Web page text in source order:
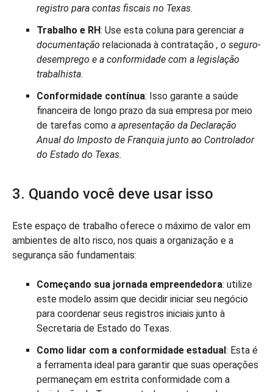
registro para contas fiscais no Texas.
Trabalho e RH: Use esta coluna para gerenciar a
documentação relacionada à contratação , o seguro-
desemprego e a conformidade com a legislação
trabalhista.
Conformidade contínua: Isso garante a saúde
financeira de longo prazo da sua empresa por meio
de tarefas como a apresentação da Declaração
Anual do Imposto de Franquia junto ao Controlador
do Estado do Texas.
3. Quando você deve usar isso
Este espaço de trabalho oferece o máximo de valor em
ambientes de alto risco, nos quais a organização e a
segurança são fundamentais:
Começando sua jornada empreendedora: utilize
este modelo assim que decidir iniciar seu negócio
para coordenar seus registros iniciais junto à
Secretaria de Estado do Texas.
Como lidar com a conformidade estadual: Esta é
a ferramenta ideal para garantir que suas operações
permaneçam em estrita conformidade com a